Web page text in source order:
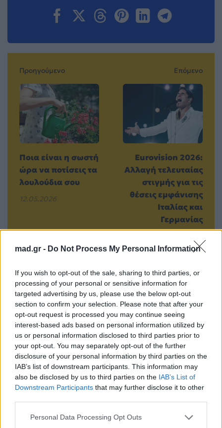
mad.gr - Do Not Process My Personal Information
If you wish to opt-out of the sale, sharing to third parties, or
processing of your personal or sensitive information for
targeted advertising by us, please use the below opt-out
section to confirm your selection. Please note that after your
opt-out request is processed you may continue seeing
interest-based ads based on personal information utilized by
us or personal information disclosed to third parties prior to
your opt-out. You may separately opt-out of the further
disclosure of your personal information by third parties on the
IAB’s list of downstream participants. This information may
also be disclosed by us to third parties on the IAB’s List of
Downstream Participants that may further disclose it to other
Personal Data Processing Opt Outs
Προηγούμενο
Ποια είναι η σωστή
ώρα να ποτίσεις τα
λουλούδια σου
12.05.2026
Επόμενο
Eurovision 2026:
Αλλαγή τελευταίας
στιγμής για τις
θέσεις εμφάνισης
Ιταλίας και
Γερμανίας
Βιογραφικά
Ελλήνων
Καλλιτεχνών
με πληροφορίες για
δισκογραφία, πορεία
και σημαντικές στιγμές
τους στην ελληνική
μουσική σκηνή
Δες επίσης